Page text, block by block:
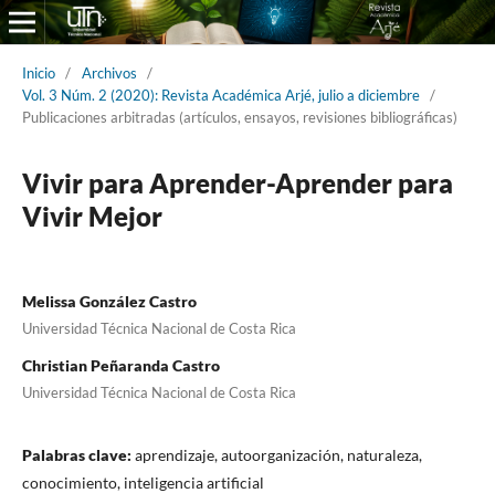
Inicio / Archivos
/
Vol. 3 Núm. 2 (2020): Revista Académica Arjé, julio a diciembre /
Publicaciones arbitradas (artículos, ensayos, revisiones bibliográficas)
Vivir para Aprender-Aprender para
Vivir Mejor
Melissa González Castro
Universidad Técnica Nacional de Costa Rica
Christian Peñaranda Castro
Universidad Técnica Nacional de Costa Rica
Palabras clave: aprendizaje, autoorganización, naturaleza,
conocimiento, inteligencia artificial